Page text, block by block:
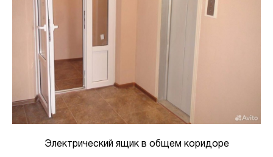
Электрический ящик в общем коридоре